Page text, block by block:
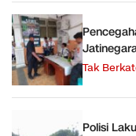
Tak
Polisi